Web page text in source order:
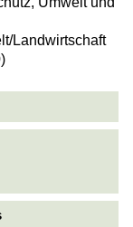
Landwirtschaft